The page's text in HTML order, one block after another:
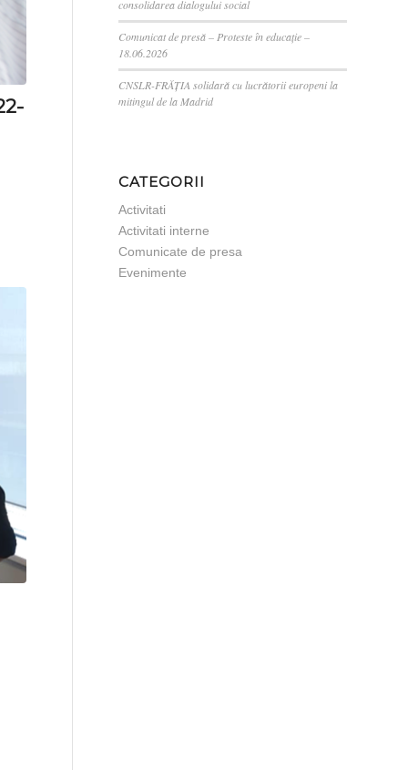
consolidarea dialogului social
Comunicat de presă – Proteste în educație –
18.06.2026
CNSLR-FRĂȚIA solidară cu lucrătorii europeni la
mitingul de la Madrid
CATEGORII
Activitati
Activitati interne
Comunicate de presa
Evenimente